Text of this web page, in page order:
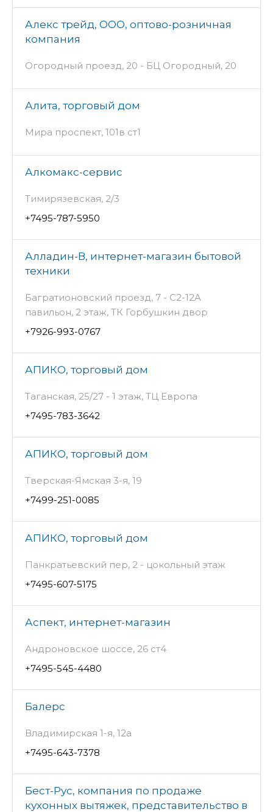
Алекс трейд, ООО, оптово-розничная
компания
Огородный проезд, 20 - БЦ Огородный, 20
Алита, торговый дом
Мира проспект, 101в ст1
Алкомакс-сервис
Тимирязевская, 2/3
+7495-787-5950
Алладин-В, интернет-магазин бытовой
техники
Багратионовский проезд, 7 - С2-12A
павильон, 2 этаж, ТК Горбушкин двор
+7926-993-0767
АПИКО, торговый дом
Таганская, 25/27 - 1 этаж, ТЦ Европа
+7495-783-3642
АПИКО, торговый дом
Тверская-Ямская 3-я, 19
+7499-251-0085
АПИКО, торговый дом
Панкратьевский пер, 2 - цокольный этаж
+7495-607-5175
Аспект, интернет-магазин
Андроновское шоссе, 26 ст4
+7495-545-4480
Балерс
Владимирская 1-я, 12а
+7495-643-7378
Бест-Рус, компания по продаже
кухонных вытяжек, представительство в